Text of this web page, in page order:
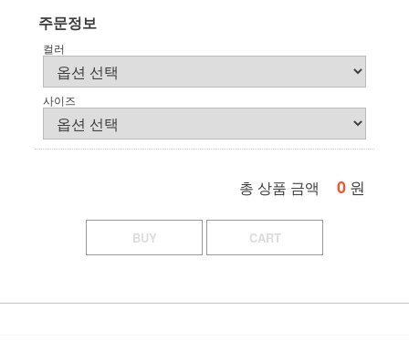
주문정보
컬러
사이즈
총 상품 금액 0 원
BUY CART